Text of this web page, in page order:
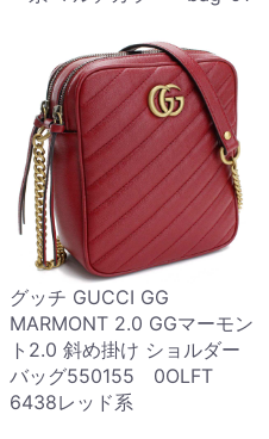
グッチ GUCCI GG
MARMONT 2.0 GGマーモン
ト2.0 斜め掛け ショルダー
バッグ550155 0OLFT
6438レッド系